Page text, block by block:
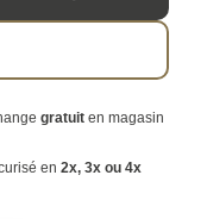
gratuiten magasin
en 2x, 3x ou 4x